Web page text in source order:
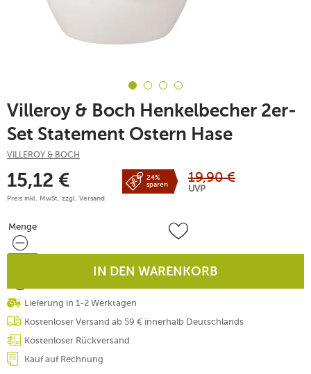
Villeroy & Boch Henkelbecher 2er-
Set Statement Ostern Hase
VILLEROY & BOCH
15,12 €
Preis inkl. MwSt. zzgl. Versand
24%
sparen
19,90 €
UVP
Menge
Menge
IN DEN WARENKORB
Lieferung in 1-2 Werktagen
Kostenloser Versand ab 59 € innerhalb Deutschlands
Kostenloser Rückversand
Kauf auf Rechnung